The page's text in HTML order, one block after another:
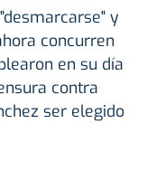
y
concurren
en su día
contra
ser elegido